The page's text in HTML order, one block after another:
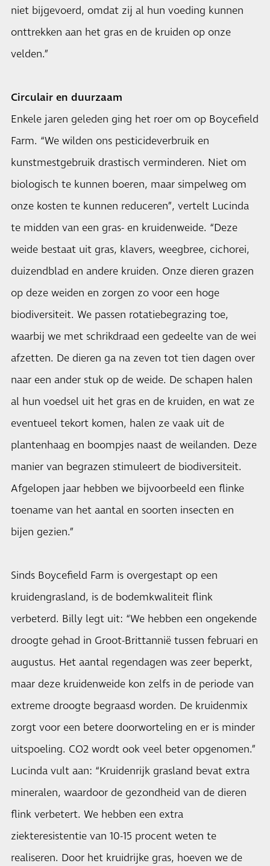
niet bijgevoerd, omdat zij al hun voeding kunnen
onttrekken aan het gras en de kruiden op onze
velden.”
Circulair en duurzaam
Enkele jaren geleden ging het roer om op Boycefield
Farm. “We wilden ons pesticideverbruik en
kunstmestgebruik drastisch verminderen. Niet om
biologisch te kunnen boeren, maar simpelweg om
onze kosten te kunnen reduceren”, vertelt Lucinda
te midden van een gras- en kruidenweide. “Deze
weide bestaat uit gras, klavers, weegbree, cichorei,
duizendblad en andere kruiden. Onze dieren grazen
op deze weiden en zorgen zo voor een hoge
biodiversiteit. We passen rotatiebegrazing toe,
waarbij we met schrikdraad een gedeelte van de wei
afzetten. De dieren ga na zeven tot tien dagen over
naar een ander stuk op de weide. De schapen halen
al hun voedsel uit het gras en de kruiden, en wat ze
eventueel tekort komen, halen ze vaak uit de
plantenhaag en boompjes naast de weilanden. Deze
manier van begrazen stimuleert de biodiversiteit.
Afgelopen jaar hebben we bijvoorbeeld een flinke
toename van het aantal en soorten insecten en
bijen gezien.”
Sinds Boycefield Farm is overgestapt op een
kruidengrasland, is de bodemkwaliteit flink
verbeterd. Billy legt uit: “We hebben een ongekende
droogte gehad in Groot-Brittannië tussen februari en
augustus. Het aantal regendagen was zeer beperkt,
maar deze kruidenweide kon zelfs in de periode van
extreme droogte begraasd worden. De kruidenmix
zorgt voor een betere doorworteling en er is minder
uitspoeling. CO2 wordt ook veel beter opgenomen.”
Lucinda vult aan: “Kruidenrijk grasland bevat extra
mineralen, waardoor de gezondheid van de dieren
flink verbetert. We hebben een extra
ziekteresistentie van 10-15 procent weten te
realiseren. Door het kruidrijke gras, hoeven we de